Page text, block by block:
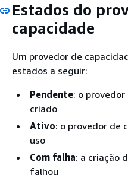
Estados do
capacidade
Um provedor de
estados a seguir:
Pendente: o
criado
Ativo: o provedor de
uso
Com falha: a criação
falhou